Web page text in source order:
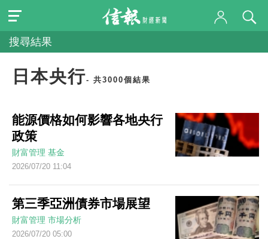
搜尋結果
日本央行- 共3000個結果
能源價格如何影響各地央行
政策
財富管理 基金
2026/07/20 11:04
第三季亞洲債券市場展望
財富管理 市場分析
2026/07/20 05:00